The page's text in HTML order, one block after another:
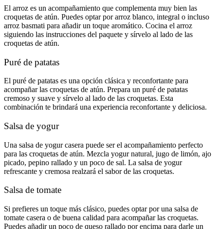
El arroz es un acompañamiento que complementa muy bien las
croquetas de atún. Puedes optar por arroz blanco, integral o incluso
arroz basmati para añadir un toque aromático. Cocina el arroz
siguiendo las instrucciones del paquete y sírvelo al lado de las
croquetas de atún.
Puré de patatas
El puré de patatas es una opción clásica y reconfortante para
acompañar las croquetas de atún. Prepara un puré de patatas
cremoso y suave y sírvelo al lado de las croquetas. Esta
combinación te brindará una experiencia reconfortante y deliciosa.
Salsa de yogur
Una salsa de yogur casera puede ser el acompañamiento perfecto
para las croquetas de atún. Mezcla yogur natural, jugo de limón, ajo
picado, pepino rallado y un poco de sal. La salsa de yogur
refrescante y cremosa realzará el sabor de las croquetas.
Salsa de tomate
Si prefieres un toque más clásico, puedes optar por una salsa de
tomate casera o de buena calidad para acompañar las croquetas.
Puedes añadir un poco de queso rallado por encima para darle un